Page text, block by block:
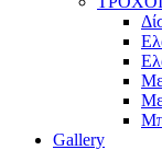
Gallery